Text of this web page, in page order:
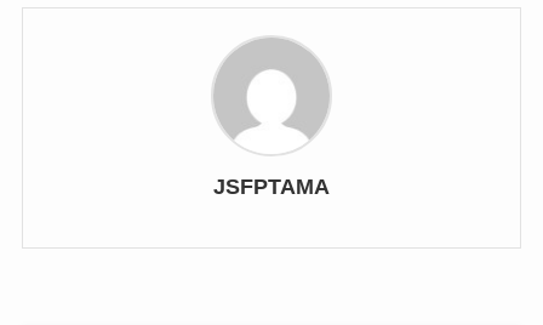
JSFPTAMA